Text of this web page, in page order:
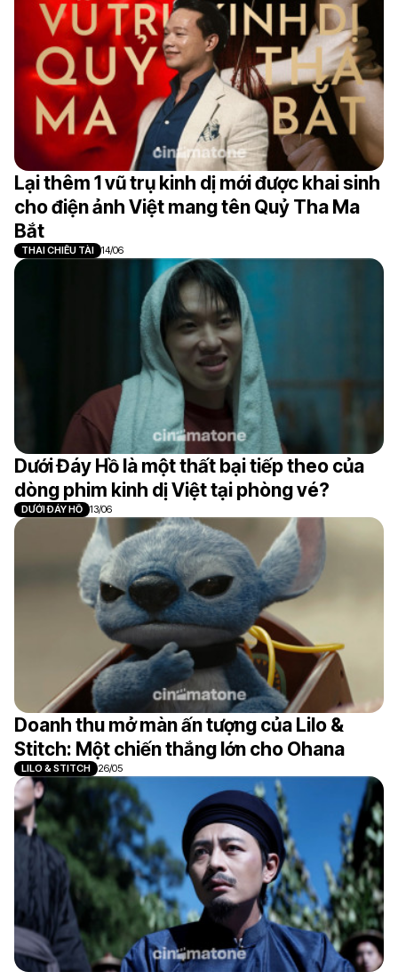
Lại thêm 1 vũ trụ kinh dị mới được khai sinh
cho điện ảnh Việt mang tên Quỷ Tha Ma
Bắt
THAI CHIÊU TÀI 14/06
Dưới Đáy Hồ là một thất bại tiếp theo của
dòng phim kinh dị Việt tại phòng vé?
DƯỚI ĐÁY HỒ 13/06
Doanh thu mở màn ấn tượng của Lilo &
Stitch: Một chiến thắng lớn cho Ohana
LILO & STITCH 26/05